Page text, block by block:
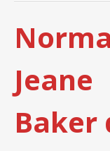
Norma
Jeane
Baker